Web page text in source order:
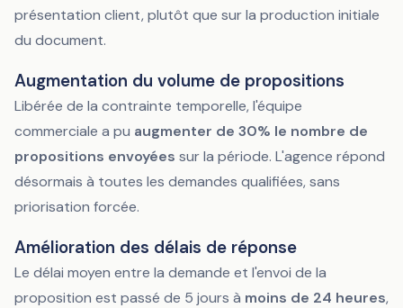
présentation client, plutôt que sur la production initiale
du document.
Augmentation du volume de propositions
Libérée de la contrainte temporelle, l'équipe
commerciale a pu augmenter de 30% le nombre de
propositions envoyées sur la période. L'agence répond
désormais à toutes les demandes qualifiées, sans
priorisation forcée.
Amélioration des délais de réponse
Le délai moyen entre la demande et l'envoi de la
proposition est passé de 5 jours à moins de 24 heures,